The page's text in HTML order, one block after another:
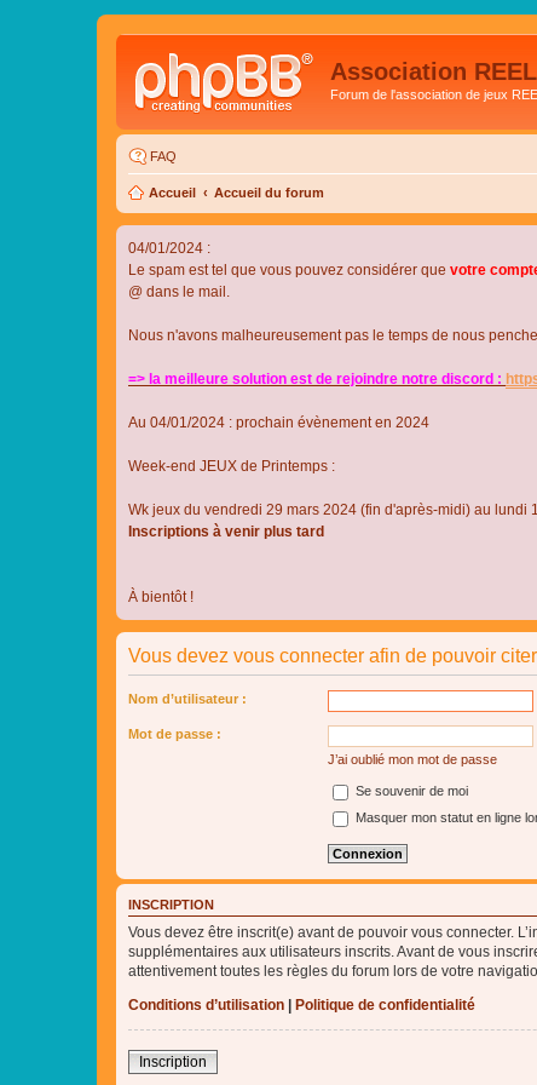
Association REEL
Forum de l'association de jeux
FAQ
Accueil Accueil du forum
04/01/2024 :
Le spam est tel que vous pouvez considérer que votre
@ dans le mail.
Nous n'avons malheureusement pas le temps de nous
=> la meilleure solution est de rejoindre notre discord :
Au 04/01/2024 : prochain évènement en 2024
Week-end JEUX de Printemps :
Wk jeux du vendredi 29 mars 2024 (fin d'après-midi) au
Inscriptions à venir plus tard
À bientôt !
Vous devez vous connecter afin de pouvoir
Nom d’utilisateur :
Mot de passe :
J’ai oublié mon mot de passe
Se souvenir de moi
Masquer mon statut en ligne
INSCRIPTION
Vous devez être inscrit(e) avant de pouvoir vous connecter.
supplémentaires aux utilisateurs inscrits. Avant de vous
attentivement toutes les règles du forum lors de votre
Conditions d’utilisation
Politique de confidentialité
Inscription